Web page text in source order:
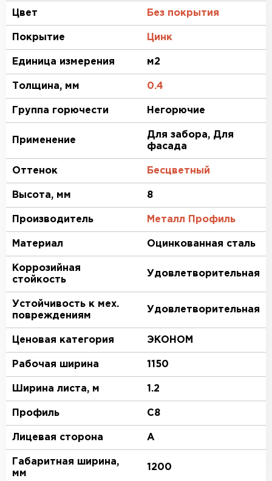
Цвет Без покрытия
Покрытие Цинк
Единица измерения м2
Толщина, мм 0.4
Группа горючести Негорючие
Применение
Для забора, Для
фасада
Оттенок Бесцветный
Высота, мм 8
Производитель Металл Профиль
Материал Оцинкованная сталь
Коррозийная
стойкость
Удовлетворительная
Устойчивость к мех.
повреждениям
Удовлетворительная
Ценовая категория ЭКОНОМ
Рабочая ширина 1150
Ширина листа, м 1.2
Профиль C8
Лицевая сторона A
Габаритная ширина,
мм
1200